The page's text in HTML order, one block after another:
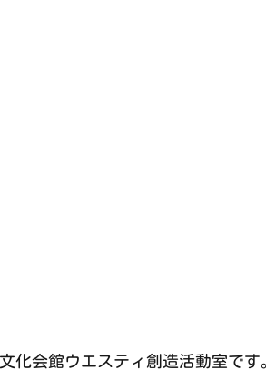
化会館ウエスティ創造活動室です